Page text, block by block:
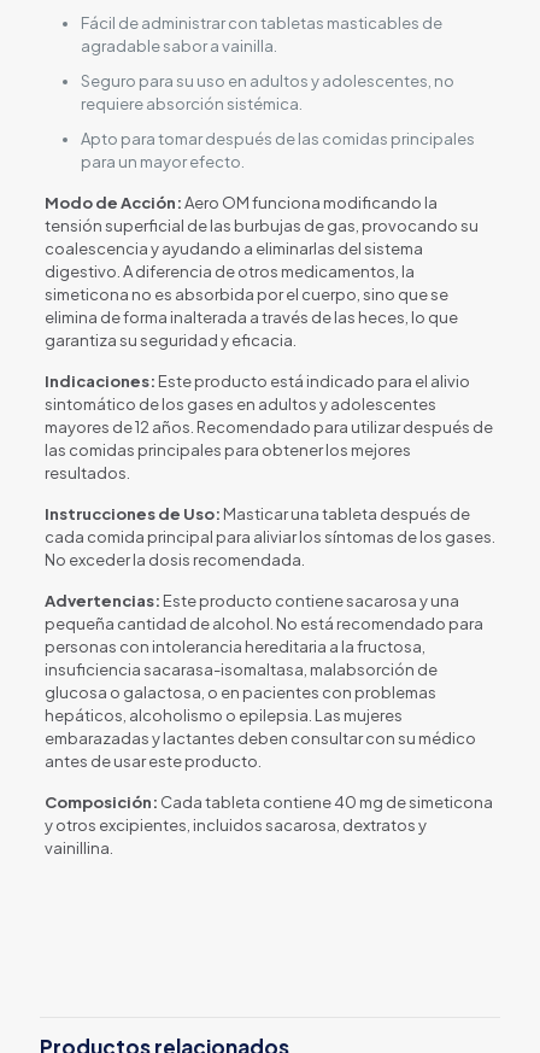
Fácil de administrar con tabletas masticables de
agradable sabor a vainilla.
Seguro para su uso en adultos y adolescentes, no
requiere absorción sistémica.
Apto para tomar después de las comidas principales
para un mayor efecto.
Modo de Acción:Aero OM funciona modificando la
tensión superficial de las burbujas de gas, provocando su
coalescencia y ayudando a eliminarlas del sistema
digestivo. A diferencia de otros medicamentos, la
simeticona no es absorbida por el cuerpo, sino que se
elimina de forma inalterada a través de las heces, lo que
garantiza su seguridad y eficacia.
Indicaciones: Este producto está indicado para el alivio
sintomático de los gases en adultos y adolescentes
mayores de 12 años. Recomendado para utilizar después de
las comidas principales para obtener los mejores
resultados.
Instrucciones de Uso: Masticar una tableta después de
cada comida principal para aliviar los síntomas de los gases.
No exceder la dosis recomendada.
Advertencias: Este producto contiene sacarosa y una
pequeña cantidad de alcohol. No está recomendado para
personas con intolerancia hereditaria a la fructosa,
insuficiencia sacarasa-isomaltasa, malabsorción de
glucosa o galactosa, o en pacientes con problemas
hepáticos, alcoholismo o epilepsia. Las mujeres
embarazadas y lactantes deben consultar con su médico
antes de usar este producto.
Composición: Cada tableta contiene 40 mg de simeticona
y otros excipientes, incluidos sacarosa, dextratos y
vainillina.
Productos relacionados